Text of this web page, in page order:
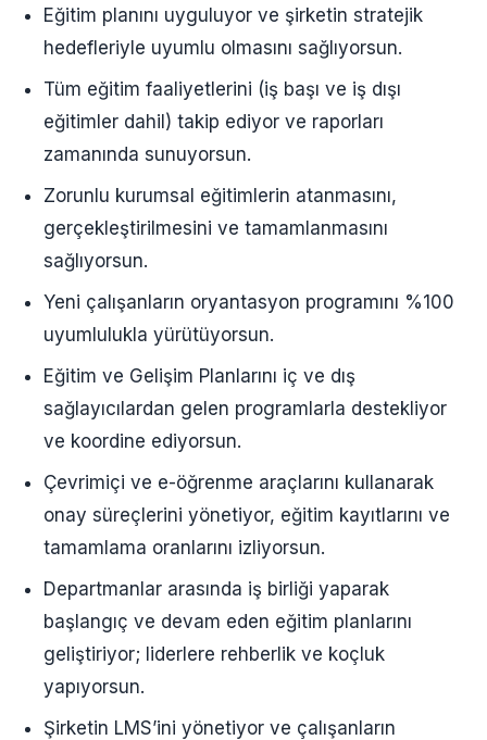
Eğitim planını uyguluyor ve şirketin stratejik
hedefleriyle uyumlu olmasını sağlıyorsun.
Tüm eğitim faaliyetlerini (iş başı ve iş dışı
eğitimler dahil) takip ediyor ve raporları
zamanında sunuyorsun.
Zorunlu kurumsal eğitimlerin atanmasını,
gerçekleştirilmesini ve tamamlanmasını
sağlıyorsun.
Yeni çalışanların oryantasyon programını %100
uyumlulukla yürütüyorsun.
Eğitim ve Gelişim Planlarını iç ve dış
sağlayıcılardan gelen programlarla destekliyor
ve koordine ediyorsun.
Çevrimiçi ve e-öğrenme araçlarını kullanarak
onay süreçlerini yönetiyor, eğitim kayıtlarını ve
tamamlama oranlarını izliyorsun.
Departmanlar arasında iş birliği yaparak
başlangıç ve devam eden eğitim planlarını
geliştiriyor; liderlere rehberlik ve koçluk
yapıyorsun.
Şirketin LMS’ini yönetiyor ve çalışanların